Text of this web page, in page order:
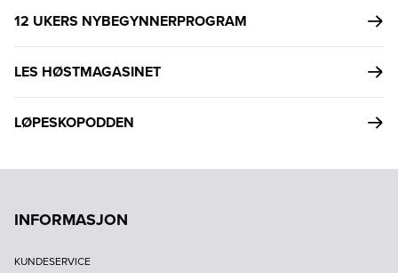
12 UKERS NYBEGYNNERPROGRAM
LES HØSTMAGASINET
LØPESKOPODDEN
INFORMASJON
KUNDESERVICE